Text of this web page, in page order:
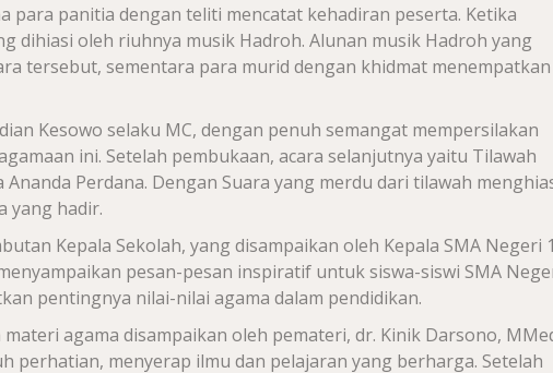
para panitia dengan teliti mencatat kehadiran peserta. Ketika
dihiasi oleh riuhnya musik Hadroh. Alunan musik Hadroh yang
tersebut, sementara para murid dengan khidmat menempatkan
Kesowo selaku MC, dengan penuh semangat mempersilakan
ini. Setelah pembukaan, acara selanjutnya yaitu Tilawah
Perdana. Dengan Suara yang merdu dari tilawah
yang hadir.
Kepala Sekolah, yang disampaikan oleh Kepala SMA Negeri
pesan-pesan inspiratif untuk siswa-siswi SMA
pentingnya nilai-nilai agama dalam pendidikan.
materi agama disampaikan oleh pemateri, dr. Kinik Darsono,
perhatian, menyerap ilmu dan pelajaran yang berharga. Setelah